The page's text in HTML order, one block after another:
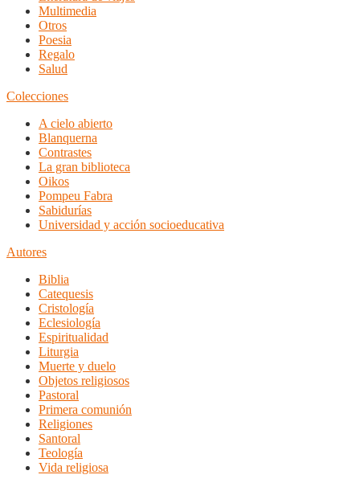
Multimedia
Otros
Poesia
Regalo
Salud
Colecciones
A cielo abierto
Blanquerna
Contrastes
La gran biblioteca
Oikos
Pompeu Fabra
Sabidurías
Universidad y acción socioeducativa
Autores
Biblia
Catequesis
Cristología
Eclesiología
Espiritualidad
Liturgia
Muerte y duelo
Objetos religiosos
Pastoral
Primera comunión
Religiones
Santoral
Teología
Vida religiosa